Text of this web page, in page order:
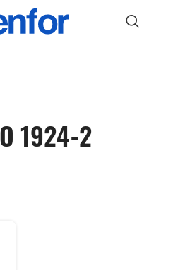
1924-2